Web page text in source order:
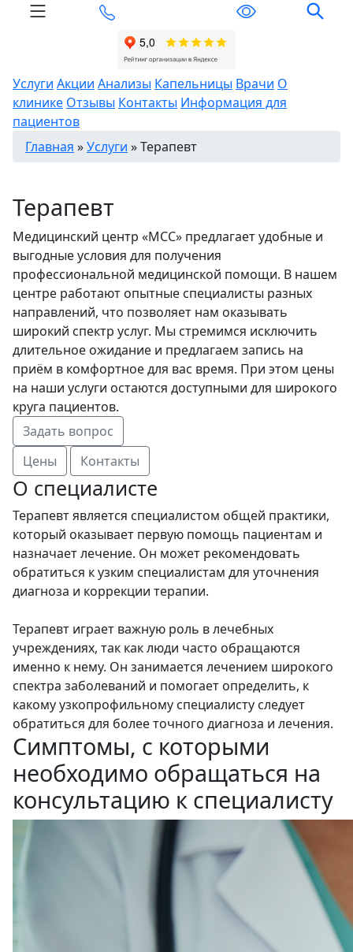
Услуги Акции Анализы Капельницы Врачи О
клинике Отзывы Контакты Информация для
пациентов
Главная »Услуги »Терапевт
Терапевт
Медицинский центр «МСС» предлагает удобные и
выгодные условия для получения
профессиональной медицинской помощи. В нашем
центре работают опытные специалисты разных
направлений, что позволяет нам оказывать
широкий спектр услуг. Мы стремимся исключить
длительное ожидание и предлагаем запись на
приём в комфортное для вас время. При этом цены
на наши услуги остаются доступными для широкого
круга пациентов.
Задать вопрос
Цены
Контакты
О специалисте
Терапевт является специалистом общей практики,
который оказывает первую помощь пациентам и
назначает лечение. Он может рекомендовать
обратиться к узким специалистам для уточнения
диагноза и коррекции терапии.
Терапевт играет важную роль в лечебных
учреждениях, так как люди часто обращаются
именно к нему. Он занимается лечением широкого
спектра заболеваний и помогает определить, к
какому узкопрофильному специалисту следует
обратиться для более точного диагноза и лечения.
Симптомы, с которыми
необходимо обращаться на
консультацию к специалисту